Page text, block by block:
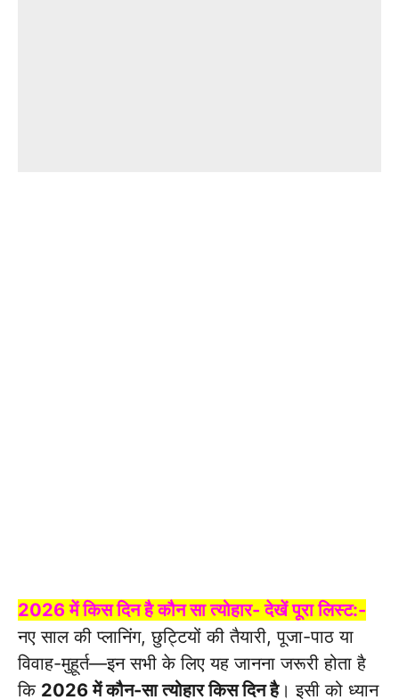
2026 में किस दिन है कौन सा त्योहार- देखें पूरा लिस्ट:-
नए साल की प्लानिंग, छुट्टियों की तैयारी, पूजा-पाठ या
विवाह-मुहूर्त—इन सभी के लिए यह जानना जरूरी होता है
कि 2026 में कौन-सा त्योहार किस दिन है। इसी को ध्यान